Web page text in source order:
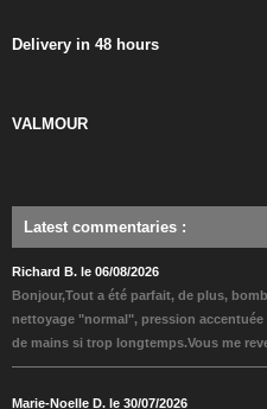
Delivery in 48 hours
VALMOUR
Latest commentaries :
Richard B. le 06/08/2026
Bonjour,Tout a été parfait, de plus,
nettoyage "normal", pression
de mains si trop longtemps.Vous me
Marie-Noelle D. le 30/07/2026